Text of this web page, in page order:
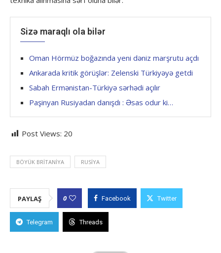
Sizə maraqlı ola bilər
Oman Hörmüz boğazında yeni dəniz marşrutu açdı
Ankarada kritik görüşlər: Zelenski Türkiyəyə getdi
Sabah Ermənistan-Türkiyə sərhədi açılır
Paşinyan Rusiyadan danışdı : Əsas odur ki…
Post Views: 20
BÖYÜK BRITANIYA RUSIYA
PAYLAŞ 0 Facebook Twitter
Telegram Threads